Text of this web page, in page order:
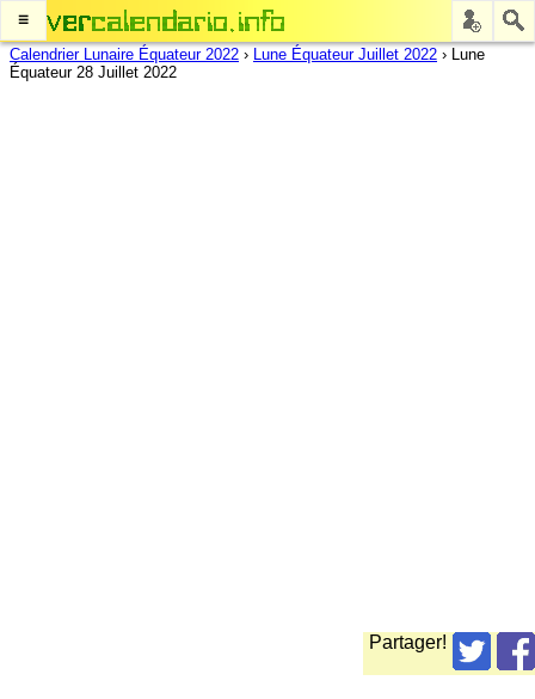
≡
Calendrier Lunaire Équateur 2022 › Lune Équateur Juillet 2022 › Lune
Équateur 28 Juillet 2022
Partager!